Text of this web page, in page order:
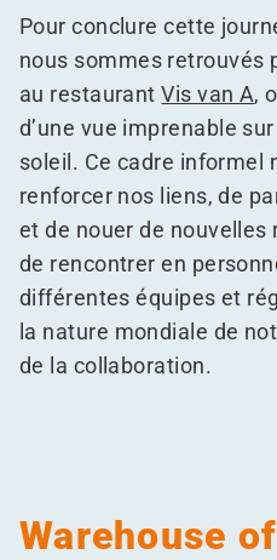
Pour conclure cette
nous sommes retrouvés
au restaurantVis van A,
d’une vue imprenable
soleil. Ce cadre informel
renforcer nos liens, de
et de nouer de
de rencontrer en
différentes équipes et
la nature mondiale de
de la collaboration.
Warehouse